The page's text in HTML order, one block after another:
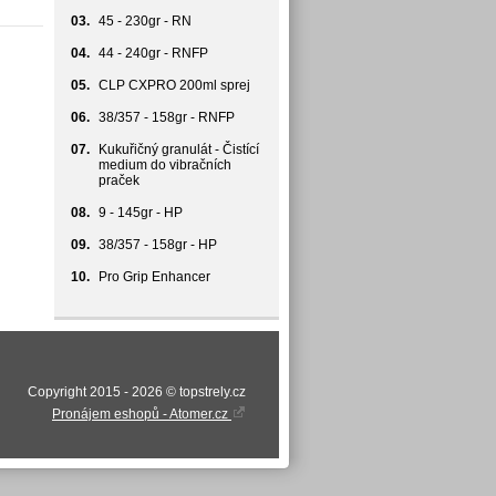
03. 45 - 230gr - RN
04. 44 - 240gr - RNFP
05. CLP CXPRO 200ml sprej
06. 38/357 - 158gr - RNFP
07.
Kukuřičný granulát - Čistící
medium do vibračních
praček
08. 9 - 145gr - HP
09. 38/357 - 158gr - HP
10. Pro Grip Enhancer
Copyright 2015 - 2026 © topstrely.cz
Pronájem eshopů - Atomer.cz